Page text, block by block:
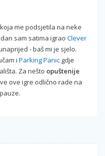
me podsjetila na neke
sam satima igrao Clever
- baš mi je sjelo.
i Parking Panic gdje
Za nešto opuštenije
ove igre odlično rade na